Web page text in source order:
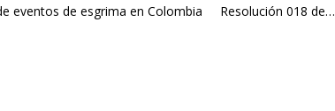
eventos de esgrima en Colombia Resolución 018 de…